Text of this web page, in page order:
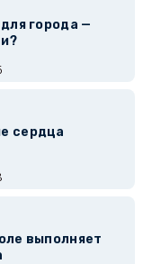
города —
сердца
выполняет